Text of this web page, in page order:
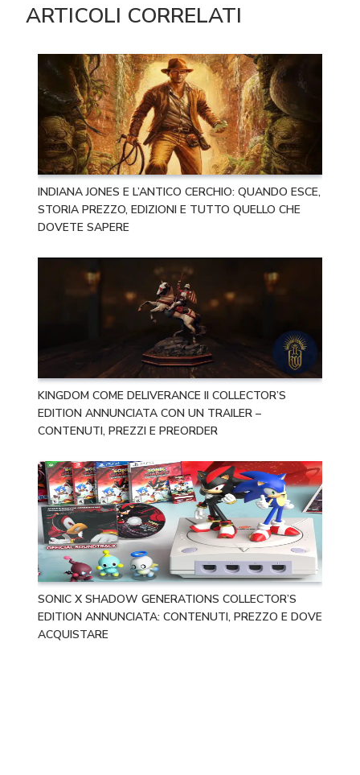
ARTICOLI CORRELATI
INDIANA JONES E L’ANTICO CERCHIO: QUANDO ESCE,
STORIA PREZZO, EDIZIONI E TUTTO QUELLO CHE
DOVETE SAPERE
KINGDOM COME DELIVERANCE II COLLECTOR’S
EDITION ANNUNCIATA CON UN TRAILER –
CONTENUTI, PREZZI E PREORDER
SONIC X SHADOW GENERATIONS COLLECTOR’S
EDITION ANNUNCIATA: CONTENUTI, PREZZO E DOVE
ACQUISTARE